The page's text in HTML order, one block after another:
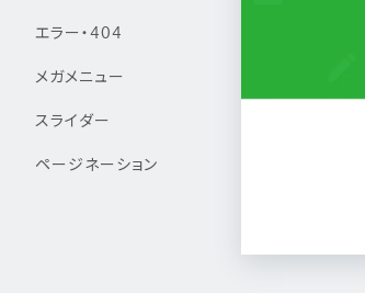
エラー・404
メガメニュー
スライダー
ページネーション